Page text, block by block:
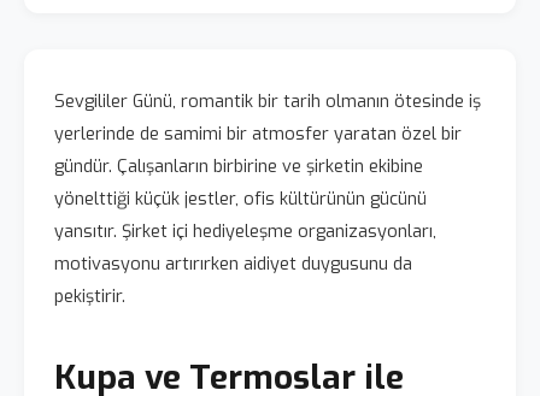
Sevgililer Günü, romantik bir tarih olmanın ötesinde iş
yerlerinde de samimi bir atmosfer yaratan özel bir
gündür. Çalışanların birbirine ve şirketin ekibine
yönelttiği küçük jestler, ofis kültürünün gücünü
yansıtır. Şirket içi hediyeleşme organizasyonları,
motivasyonu artırırken aidiyet duygusunu da
pekiştirir.
Kupa ve Termoslar ile